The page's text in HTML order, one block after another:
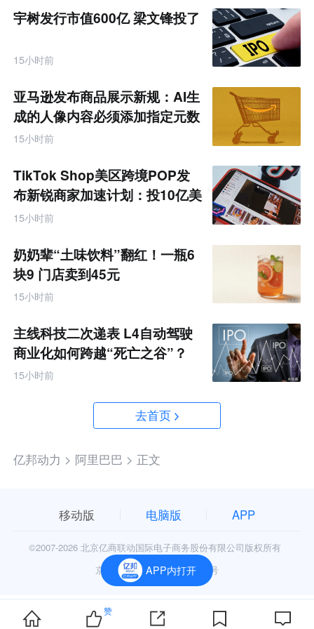
宇树发行市值600亿 梁文锋投了
15小时前
亚马逊发布商品展示新规：AI生
成的人像内容必须添加指定元数
据
15小时前
TikTok Shop美区跨境POP发
布新锐商家加速计划：投10亿美
金资源帮扶四类商家
15小时前
奶奶辈“土味饮料”翻红！一瓶6
块9 门店卖到45元
15小时前
主线科技二次递表 L4自动驾驶
商业化如何跨越“死亡之谷”？
15小时前
去首页
亿邦动力 > 阿里巴巴 > 正文
APP内打开
赞
移动版 电脑版 APP
©2007-2026 北京亿商联动国际电子商务股份有限公司版权所有
京公网安备11010602006906号